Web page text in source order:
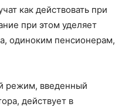
как действовать при
при этом уделяет
одиноким пенсионерам,
режим, введенный
действует в